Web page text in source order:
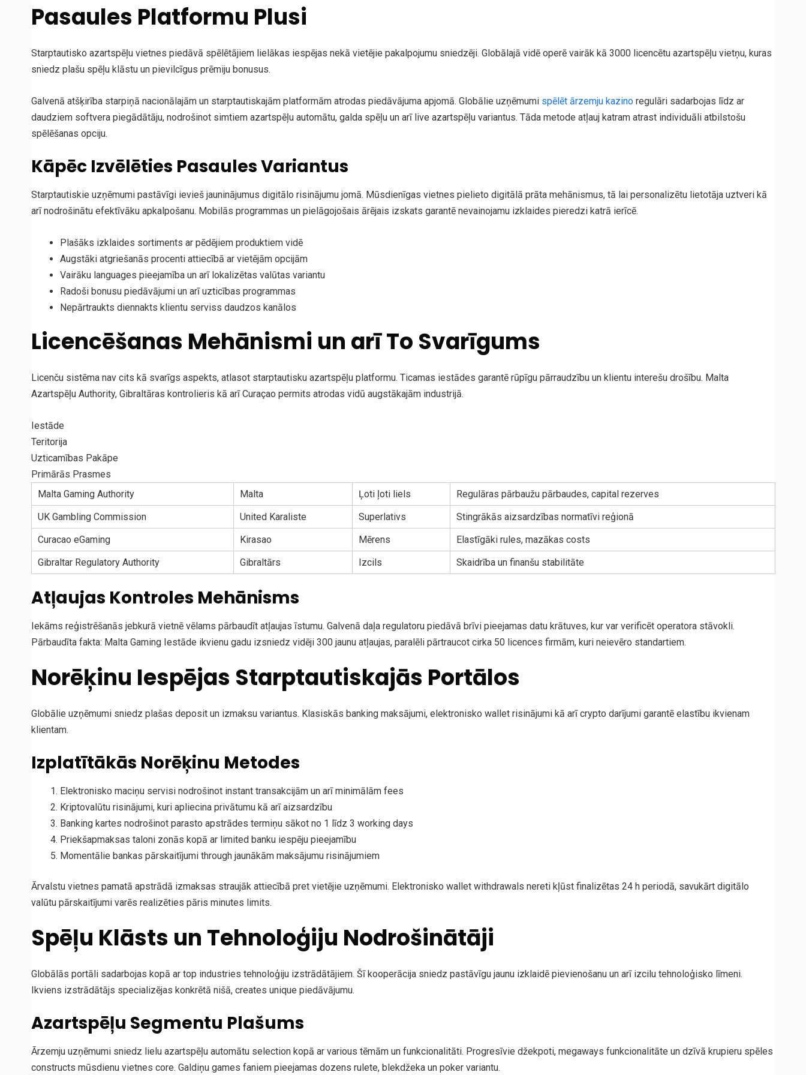
Pasaules Platformu Plusi
Starptautisko azartspēļu vietnes piedāvā spēlētājiem lielākas iespējas nekā vietējie pakalpojumu sniedzēji. Globālajā vidē operē vairāk kā 3000 licencētu azartspēļu vietņu, kuras
sniedz plašu spēļu klāstu un pievilcīgus prēmiju bonusus.
Galvenā atšķirība starpiņā nacionālajām un starptautiskajām platformām atrodas piedāvājuma apjomā. Globālie uzņēmumi spēlēt ārzemju kazino regulāri sadarbоjas līdz ar
daudziem softvera piegādātāju, nodrošinot simtiem azartspēļu automātu, galda spēļu un arī live azartspēļu variantus. Tāda metode atļauj katram atrast individuāli atbilstošu
spēlēšanas opciju.
Kāpēc Izvēlēties Pasaules Variantus
Starptautiskie uzņēmumi pastāvīgi ieviеš jauninājumus digitālo risinājumu jomā. Mūsdienīgas vietnes pielieto digitālā prāta mehānismus, tā lai personalizētu lietotāja uztveri kā
arī nodrošinātu efektīvāku apkalpošanu. Mobilās programmas un pielāgojošais ārējais izskats garantē nevainojamu izklaides pieredzi katrā ierīcē.
Plašāks izklaides sortiments ar pēdējiem produktiem vidē
Augstāki atgriešanās procenti attiecībā ar vietējām opcijām
Vairāku languages pieejamība un arī lokalizētas valūtas variantu
Radoši bonusu piedāvājumi un arī uzticības programmas
Nepārtraukts diennakts klientu serviss daudzos kanālos
Licencēšanas Mehānismi un arī To Svarīgums
Licenču sistēma nav cits kā svarīgs aspekts, atlasot starptautisku azartspēļu platformu. Ticamas iestādes garantē rūpīgu pārraudzību un klientu interešu drošību. Malta
Azartspēļu Authority, Gibraltāras kontrolieris kā arī Curaçao permits atrodas vidū augstākajām industrijā.
Iestāde
Teritorija
Uzticamības Pakāpe
Primārās Prasmes
Malta Gaming Authority
Malta Ļoti ļoti liels
Regulāras pārbaužu pārbaudes, capital rezerves
UK Gambling Commission
United Karaliste Superlativs
Stingrākās aizsardzības normatīvi reģionā
Curacao eGaming
Kirasao Mērens
Elastīgāki rules, mazākas costs
Gibraltar Regulatory Authority
Gibraltārs Izcils Skaidrība un finanšu stabilitāte
Atļaujas Kontroles Mehānisms
Iekāms reģistrēšanās jebkurā vietnē vēlams pārbaudīt atļaujas īstumu. Galvenā daļa regulatoru piedāvā brīvi pieejamas datu krātuves, kur var verificēt operatora stāvokli.
Pārbaudīta fakta: Malta Gaming Iestāde ikvienu gadu izsniedz vidēji 300 jaunu atļaujas, paralēli pārtraucot cirka 50 licences firmām, kuri neievēro standartiem.
Norēķinu Iespējas Starptautiskajās Portālos
Globālie uzņēmumi sniedz plašas deposit un izmaksu variantus. Klasiskās banking maksājumi, elektronisko wallet risinājumi kā arī crypto darījumi garantē elastību ikvienam
klientam.
Izplatītākās Norēķinu Metodes
Elektronisko maciņu servisi nodrošinot instant transakcijām un arī minimālām fees
Kriptovalūtu risinājumi, kuri apliecina privātumu kā arī aizsardzību
Banking kartes nodrošinot parasto apstrādes termiņu sākot no 1 līdz 3 working days
Priekšapmaksas taloni zonās kopā ar limited banku iespēju pieejamību
Momentālie bankas pārskaitījumi through jaunākām maksājumu risinājumiem
Ārvalstu vietnes pamatā apstrādā izmaksas straujāk attiecībā pret vietējie uzņēmumi. Elektronisko wallet withdrawals nereti kļūst finalizētas 24 h periodā, savukārt digitālo
valūtu pārskaitījumi varēs realizēties pāris minutes limits.
Spēļu Klāsts un Tehnoloģiju Nodrošinātāji
Globālās portāli sadarbojas kopā ar top industries tehnoloģiju izstrādātājiem. Šī kooperācija sniedz pastāvīgu jaunu izklaidē pievienošanu un arī izcilu tehnoloģisko līmeni.
Ikviens izstrādātājs specializējas konkrētā nišā, creates unique piedāvājumu.
Azartspēļu Segmentu Plašums
Ārzemju uzņēmumi sniedz lielu azartspēļu automātu selection kopā ar various tēmām un funkcionalitāti. Progresīvie džekpoti, megaways funkcionalitāte un dzīvā krupieru spēles
constructs mūsdienu vietnes core. Galdiņu games faniem pieejamas dozens rulete, blekdžeka un poker variantu.